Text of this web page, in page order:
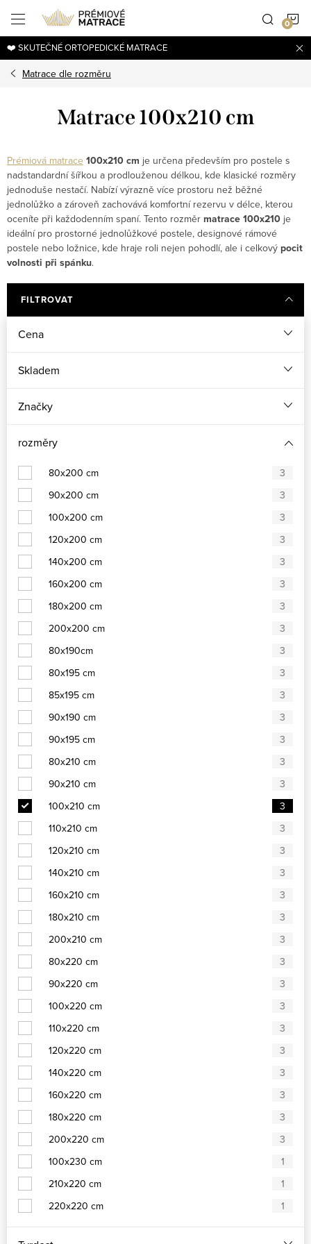
obsah
❤️ SKUTEČNÉ ORTOPEDICKÉ MATRACE
Matrace dle rozměru
Matrace 100x210 cm
Prémiová matrace 100x210 cm je určena především pro postele s
nadstandardní šířkou a prodlouženou délkou, kde klasické rozměry
jednoduše nestačí. Nabízí výrazně více prostoru než běžné
jednolůžko a zároveň zachovává komfortní rezervu v délce, kterou
oceníte při každodenním spaní. Tento rozměr matrace 100x210 je
ideální pro prostorné jednolůžkové postele, designové rámové
postele nebo ložnice, kde hraje roli nejen pohodlí, ale i celkový pocit
volnosti při spánku.
FILTROVAT
Cena
Skladem
Značky
rozměry
80x200 cm
3
90x200 cm
3
100x200 cm
3
120x200 cm
3
140x200 cm
3
160x200 cm
3
180x200 cm
3
200x200 cm
3
80x190cm
3
80x195 cm
3
85x195 cm
3
90x190 cm
3
90x195 cm
3
80x210 cm
3
90x210 cm
3
100x210 cm
3
110x210 cm
3
120x210 cm
3
140x210 cm
3
160x210 cm
3
180x210 cm
3
200x210 cm
3
80x220 cm
3
90x220 cm
3
100x220 cm
3
110x220 cm
3
120x220 cm
3
140x220 cm
3
160x220 cm
3
180x220 cm
3
200x220 cm
3
100x230 cm
1
210x220 cm
1
220x220 cm
1